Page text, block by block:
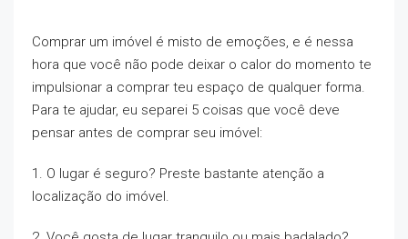
Comprar um imóvel é misto de emoções, e é nessa
hora que você não pode deixar o calor do momento te
impulsionar a comprar teu espaço de qualquer forma.
Para te ajudar, eu separei 5 coisas que você deve
pensar antes de comprar seu imóvel:
1. O lugar é seguro? Preste bastante atenção a
localização do imóvel.